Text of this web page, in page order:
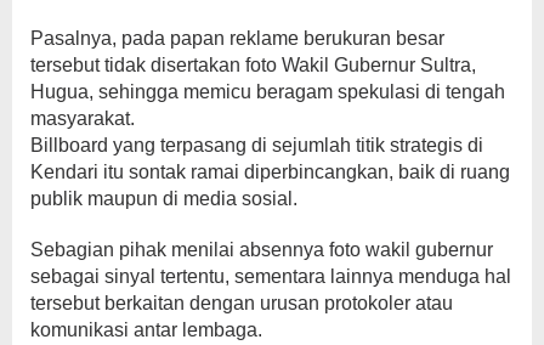
Pasalnya, pada papan reklame berukuran besar
tersebut tidak disertakan foto Wakil Gubernur Sultra,
Hugua, sehingga memicu beragam spekulasi di tengah
masyarakat.
Billboard yang terpasang di sejumlah titik strategis di
Kendari itu sontak ramai diperbincangkan, baik di ruang
publik maupun di media sosial.
Sebagian pihak menilai absennya foto wakil gubernur
sebagai sinyal tertentu, sementara lainnya menduga hal
tersebut berkaitan dengan urusan protokoler atau
komunikasi antar lembaga.